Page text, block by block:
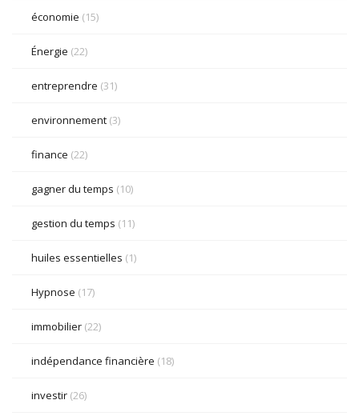
économie (15)
Énergie (22)
entreprendre (31)
environnement (3)
finance (22)
gagner du temps (10)
gestion du temps (11)
huiles essentielles (1)
Hypnose (17)
immobilier (22)
indépendance financière (18)
investir (26)